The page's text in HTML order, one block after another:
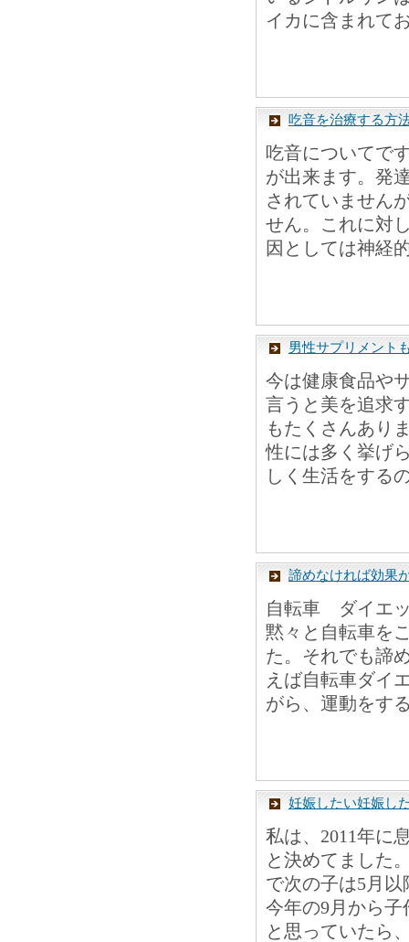
イカに含まれて
吃音を治療する方
吃音についてで
が出来ます。発
されていません
せん。これに対
因としては神経
男性サプリメント
今は健康食品や
言うと美を追求
もたくさんあり
性には多く挙げ
しく生活をする
諦めなければ効果
自転車 ダイエ
黙々と自転車を
た。それでも諦
えば自転車ダイ
がら、運動をす
妊娠したい妊娠し
私は、2011年に
と決めてました
で次の子は5月
今年の9月から
と思っていたら